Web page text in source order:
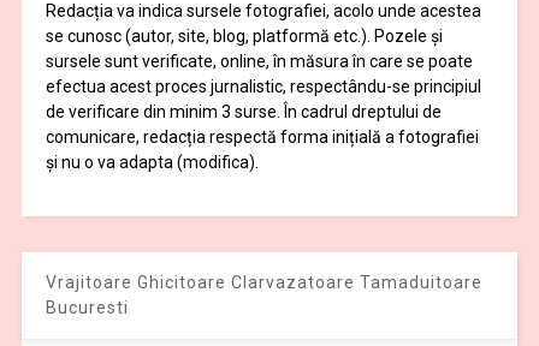
Redacția va indica sursele fotografiei, acolo unde acestea
se cunosc (autor, site, blog, platformă etc.). Pozele și
sursele sunt verificate, online, în măsura în care se poate
efectua acest proces jurnalistic, respectându-se principiul
de verificare din minim 3 surse. În cadrul dreptului de
comunicare, redacția respectă forma inițială a fotografiei
și nu o va adapta (modifica).
Vrajitoare Ghicitoare Clarvazatoare Tamaduitoare
Bucuresti